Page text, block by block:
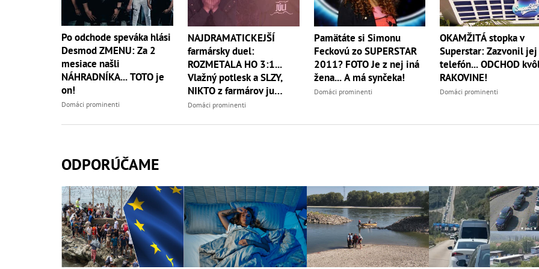
Po odchode speváka hlási
Desmod ZMENU: Za 2
mesiace našli
NÁHRADNÍKA... TOTO je
on!
Domáci prominenti
NAJDRAMATICKEJŠÍ
farmársky duel:
ROZMETALA HO 3:1...
Vlažný potlesk a SLZY,
NIKTO z farmárov ju
nechcel späť!
Domáci prominenti
Pamätáte si Simonu
Feckovú zo SUPERSTAR
2011? FOTO Je z nej iná
žena... A má synčeka!
Domáci prominenti
OKAMŽITÁ stopka v
Superstar: Zazvonil jej
telefón... ODCHOD
RAKOVINE!
Domáci prominenti
ODPORÚČAME